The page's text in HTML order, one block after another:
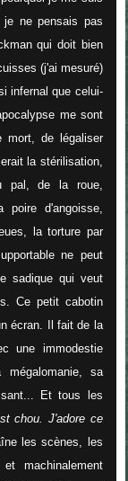
je ne pensais pas
qui doit bien
(j'ai mesuré)
infernal que celui-
me sont
mort, de légaliser
la stérilisation,
pal, de la roue,
d'angoisse,
la torture par
ne peut
sadique qui veut
Ce petit cabotin
écran. Il fait de la
une immodestie
sa
Et tous les
chou. J'adore ce
les scènes, les
machinalement